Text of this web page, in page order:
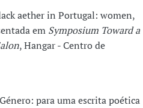
aether in Portugal: women,
em Symposium Toward a
, Hangar - Centro de
para uma escrita poética